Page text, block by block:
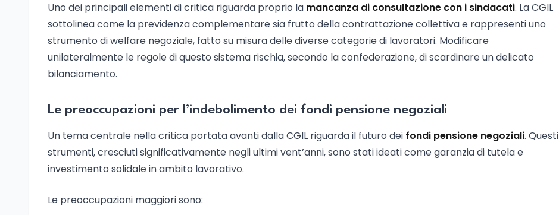
Uno dei principali elementi di critica riguarda proprio la mancanza di consultazione con i sindacati. La CGIL
sottolinea come la previdenza complementare sia frutto della contrattazione collettiva e rappresenti uno
strumento di welfare negoziale, fatto su misura delle diverse categorie di lavoratori. Modificare
unilateralmente le regole di questo sistema rischia, secondo la confederazione, di scardinare un delicato
bilanciamento.
Le preoccupazioni per l’indebolimento dei fondi pensione negoziali
Un tema centrale nella critica portata avanti dalla CGIL riguarda il futuro dei fondi pensione negoziali. Questi
strumenti, cresciuti significativamente negli ultimi vent’anni, sono stati ideati come garanzia di tutela e
investimento solidale in ambito lavorativo.
Le preoccupazioni maggiori sono: